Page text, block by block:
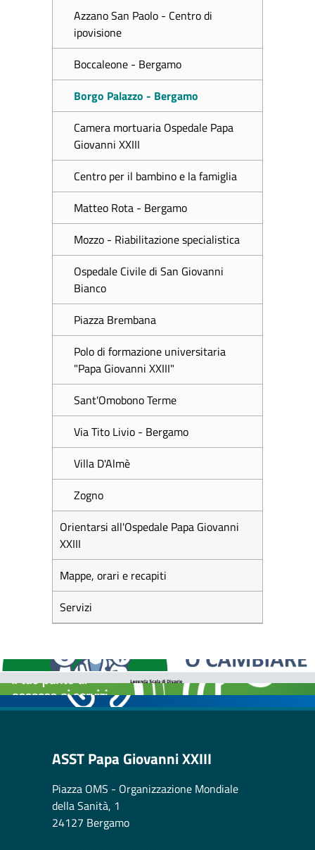
Azzano San Paolo - Centro di
ipovisione
Boccaleone - Bergamo
Borgo Palazzo - Bergamo
Camera mortuaria Ospedale Papa
Giovanni XXIII
Centro per il bambino e la famiglia
Matteo Rota - Bergamo
Mozzo - Riabilitazione specialistica
Ospedale Civile di San Giovanni
Bianco
Piazza Brembana
Polo di formazione universitaria
"Papa Giovanni XXIII"
Sant'Omobono Terme
Via Tito Livio - Bergamo
Villa D'Almè
Zogno
Orientarsi all'Ospedale Papa Giovanni
XXIII
Mappe, orari e recapiti
Servizi
BOLLETTINI DISAGIO DA CALORE
CASE DI COMUNITÀ
OSPEDALE DI COMUNITÀ
ASST Papa Giovanni XXIII
Piazza OMS - Organizzazione Mondiale
della Sanità, 1
24127 Bergamo